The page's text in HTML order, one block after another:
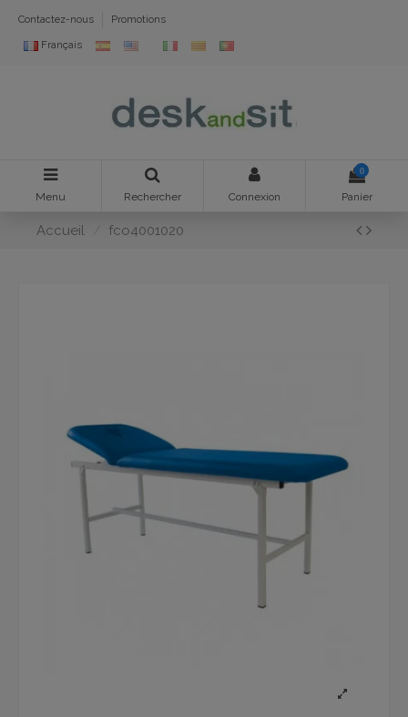
Contactez-nous Promotions
Français
Menu Rechercher Connexion
0
Panier
Accueil fco4001020